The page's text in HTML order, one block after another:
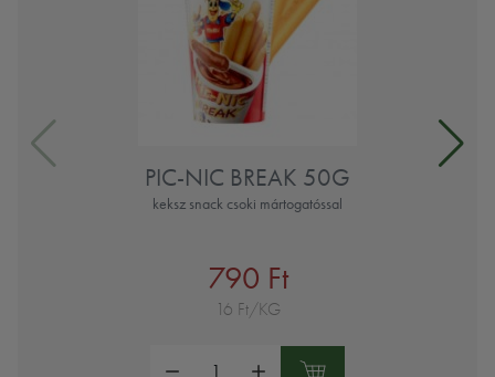
PIC-NIC BREAK 50G
keksz snack csoki mártogatóssal
790 Ft
16 Ft/KG